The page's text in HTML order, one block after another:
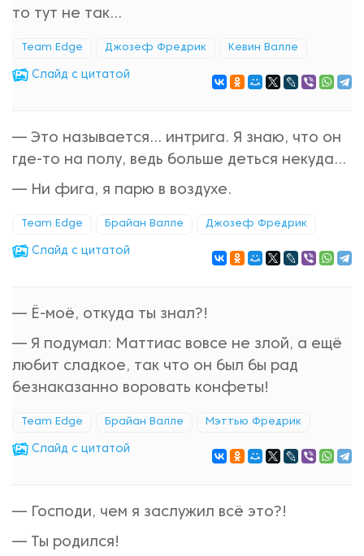
то тут не так...
Team Edge Джозеф Фредрик Кевин Валле
Cлайд с цитатой
— Это называется... интрига. Я знаю, что он
где-то на полу, ведь больше деться некуда...
— Ни фига, я парю в воздухе.
Team Edge Брайан Валле Джозеф Фредрик
Cлайд с цитатой
— Ё-моё, откуда ты знал?!
— Я подумал: Маттиас вовсе не злой, а ещё
любит сладкое, так что он был бы рад
безнаказанно воровать конфеты!
Team Edge Брайан Валле Мэттью Фредрик
Cлайд с цитатой
— Господи, чем я заслужил всё это?!
— Ты родился!